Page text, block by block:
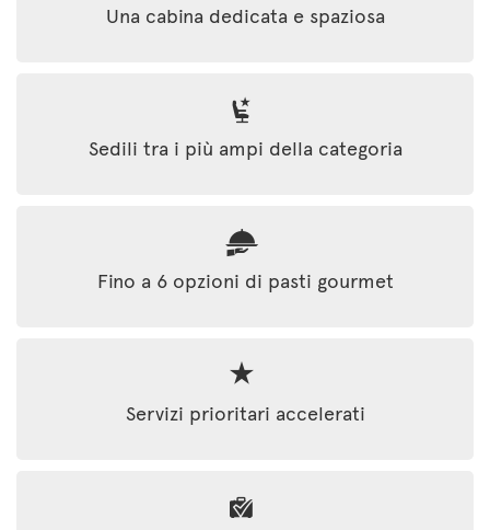
Una cabina dedicata e spaziosa
Sedili tra i più ampi della categoria
Fino a 6 opzioni di pasti gourmet
Servizi prioritari accelerati